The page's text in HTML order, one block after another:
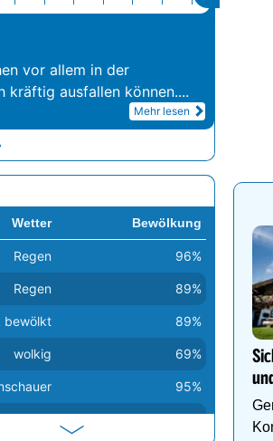
vor allem in der
kräftig ausfallen können....
Mehr lesen
Wetter Bewölkung
Regen 96%
Regen 89%
bewölkt 89%
wolkig 69%
95%
70%